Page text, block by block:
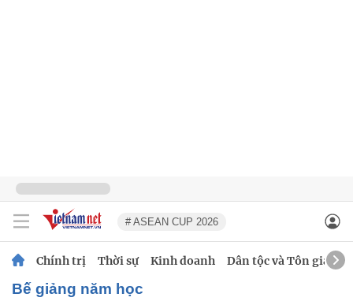
# ASEAN CUP 2026
Chính trị Thời sự Kinh doanh Dân tộc và Tôn giáo
bế giảng năm học